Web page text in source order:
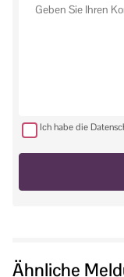
Ich habe die
Ähnliche